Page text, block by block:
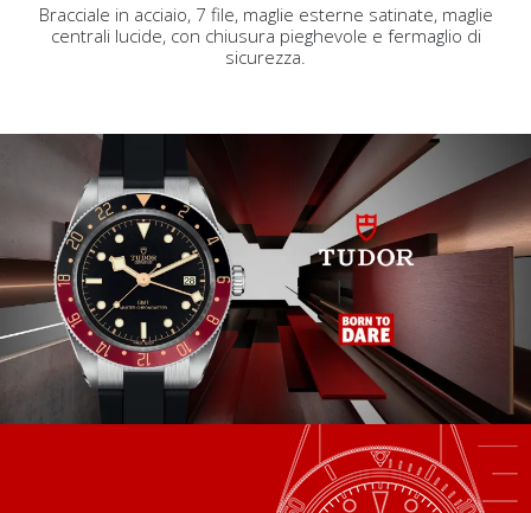
Bracciale in acciaio, 7 file, maglie esterne satinate, maglie
centrali lucide, con chiusura pieghevole e fermaglio di
sicurezza.